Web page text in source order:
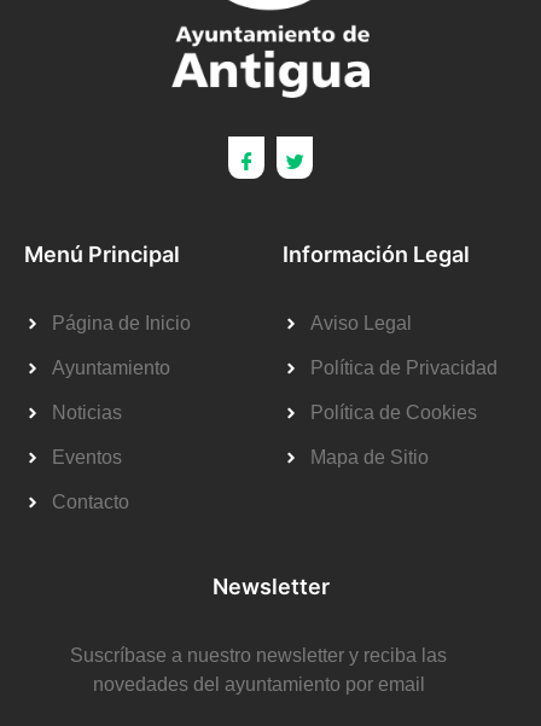
Menú Principal
Página de Inicio
Ayuntamiento
Noticias
Eventos
Contacto
Información Legal
Aviso Legal
Política de Privacidad
Política de Cookies
Mapa de Sitio
Newsletter
Suscríbase a nuestro newsletter y reciba las
novedades del ayuntamiento por email